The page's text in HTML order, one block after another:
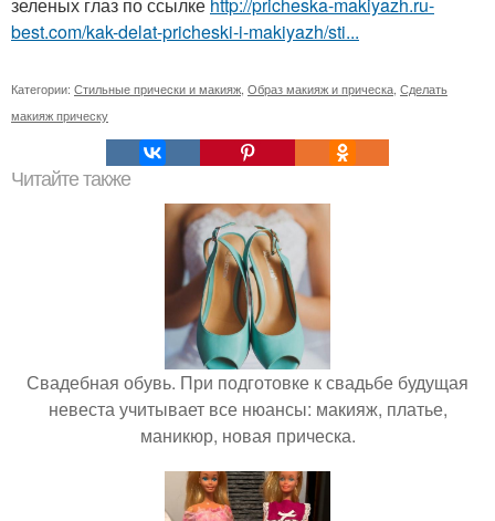
зеленых глаз по ссылке http://pricheska-makiyazh.ru-
best.com/kak-delat-pricheski-i-makiyazh/sti...
Категории: Стильные прически и макияж Образ макияж и прическа Сделать
макияж прическу
Читайте также
Свадебная обувь. При подготовке к свадьбе будущая
невеста учитывает все нюансы: макияж, платье,
маникюр, новая прическа.